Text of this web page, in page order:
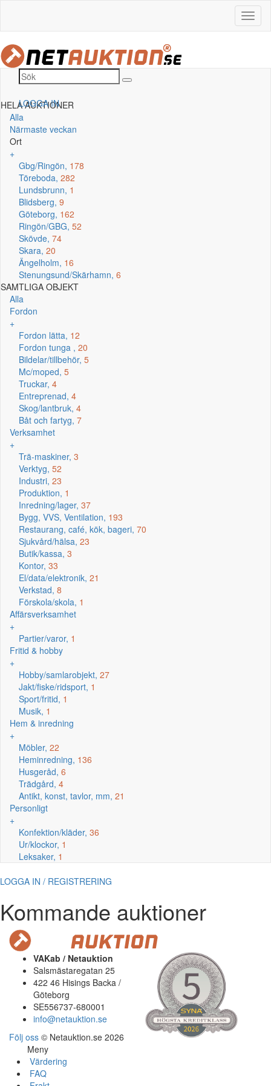
LOGGA IN
HELA AUKTIONER
Alla
Närmaste veckan
Ort
+
Gbg/Ringön, 178
Töreboda, 282
Lundsbrunn, 1
Blidsberg, 9
Göteborg, 162
Ringön/GBG, 52
Skövde, 74
Skara, 20
Ängelholm, 16
Stenungsund/Skärhamn, 6
SAMTLIGA OBJEKT
Alla
Fordon
+
Fordon lätta, 12
Fordon tunga , 20
Bildelar/tillbehör, 5
Mc/moped, 5
Truckar, 4
Entreprenad, 4
Skog/lantbruk, 4
Båt och fartyg, 7
Verksamhet
+
Trä-maskiner, 3
Verktyg, 52
Industri, 23
Produktion, 1
Inredning/lager, 37
Bygg, VVS, Ventilation, 193
Restaurang, café, kök, bageri, 70
Sjukvård/hälsa, 23
Butik/kassa, 3
Kontor, 33
El/data/elektronik, 21
Verkstad, 8
Förskola/skola, 1
Affärsverksamhet
+
Partier/varor, 1
Fritid & hobby
+
Hobby/samlarobjekt, 27
Jakt/fiske/ridsport, 1
Sport/fritid, 1
Musik, 1
Hem & inredning
+
Möbler, 22
Heminredning, 136
Husgeråd, 6
Trädgård, 4
Antikt, konst, tavlor, mm, 21
Personligt
+
Konfektion/kläder, 36
Ur/klockor, 1
Leksaker, 1
LOGGA IN / REGISTRERING
Kommande auktioner
VAKab / Netauktion
Salsmästaregatan 25
422 46 Hisings Backa /
Göteborg
SE556737-680001
info@netauktion.se
Följ oss © Netauktion.se 2026
Meny
Värdering
FAQ